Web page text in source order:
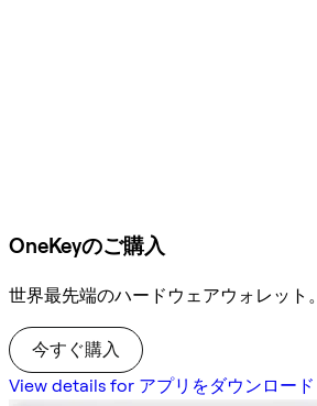
OneKeyのご購入
世界最先端のハードウェアウォレット。
今すぐ購入
View details for アプリをダウンロード